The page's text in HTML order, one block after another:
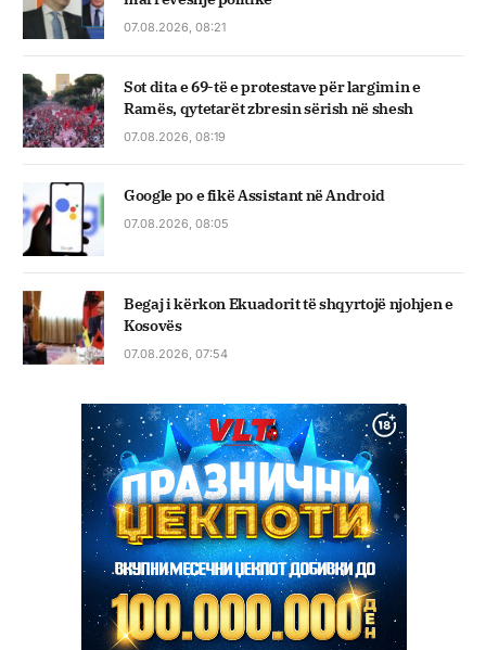
07.08.2026, 08:21
Sot dita e 69-të e protestave për largimin e
Ramës, qytetarët zbresin sërish në shesh
07.08.2026, 08:19
Google po e fikë Assistant në Android
07.08.2026, 08:05
Begaj i kërkon Ekuadorit të shqyrtojë njohjen e
Kosovës
07.08.2026, 07:54